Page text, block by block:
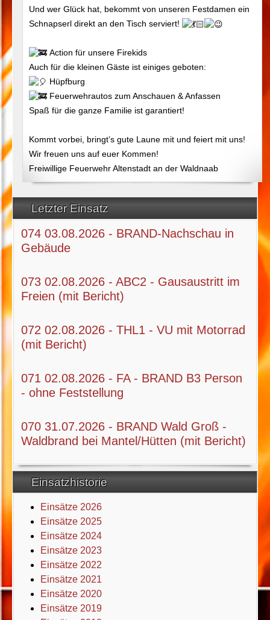
Letzter Einsatz
074 03.08.2026 - BRAND-Nachschau in
Gebäude
073 02.08.2026 - ABC2 - Gausaustritt im
Freien (mit Bericht)
072 02.08.2026 - THL1 - VU mit Motorrad
(mit Bericht)
071 02.08.2026 - FA - BRAND B3 Person
- ohne Feststellung
070 31.07.2026 - BRAND Wald Groß -
Waldbrand bei Mantel/Hütten (mit Bericht)
Einsatzhistorie
Einsätze 2026
Einsätze 2025
Einsätze 2024
Einsätze 2023
Einsätze 2022
Einsätze 2021
Einsätze 2020
Einsätze 2019
Und wer Glück hat, bekommt von unseren Festdamen ein
Schnapserl direkt an den Tisch serviert!
Action für unsere Firekids
Auch für die kleinen Gäste ist einiges geboten:
Hüpfburg
Feuerwehrautos zum Anschauen & Anfassen
Spaß für die ganze Familie ist garantiert!
Kommt vorbei, bringt’s gute Laune mit und feiert mit uns!
Wir freuen uns auf euer Kommen!
Freiwillige Feuerwehr Altenstadt an der Waldnaab